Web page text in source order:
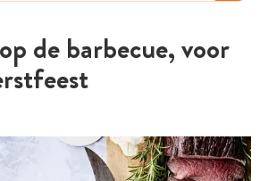
de barbecue, voor